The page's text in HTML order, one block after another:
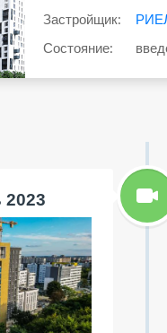
Застройщик:
Состояние:
2023